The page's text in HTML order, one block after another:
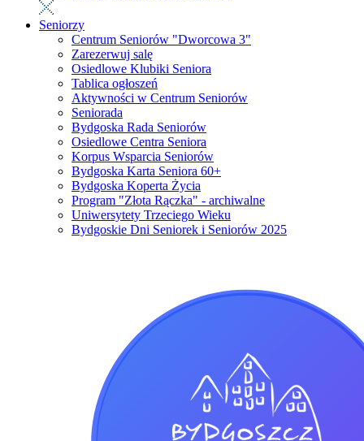
Seniorzy
Centrum Seniorów "Dworcowa 3"
Zarezerwuj salę
Osiedlowe Klubiki Seniora
Tablica ogłoszeń
Aktywności w Centrum Seniorów
Seniorada
Bydgoska Rada Seniorów
Osiedlowe Centra Seniora
Korpus Wsparcia Seniorów
Bydgoska Karta Seniora 60+
Bydgoska Koperta Życia
Program "Złota Rączka" - archiwalne
Uniwersytety Trzeciego Wieku
Bydgoskie Dni Seniorek i Seniorów 2025